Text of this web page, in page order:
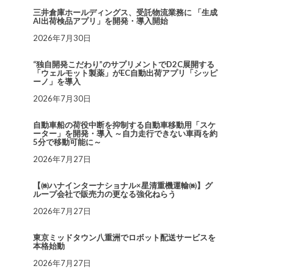
三井倉庫ホールディングス、受託物流業務に 「生成
AI出荷検品アプリ」を開発・導入開始
2026年7月30日
“独自開発こだわり”のサプリメントでD2C展開する
「ウェルモット製薬」がEC自動出荷アプリ「シッピ
ーノ」を導入
2026年7月30日
自動車船の荷役中断を抑制する自動車移動用「スケ
ーター」を開発・導入 ～自力走行できない車両を約
5分で移動可能に～
2026年7月27日
【㈱ハナインターナショナル×星清重機運輸㈱】グ
ループ会社で販売力の更なる強化ねらう
2026年7月27日
東京ミッドタウン八重洲でロボット配送サービスを
本格始動
2026年7月27日